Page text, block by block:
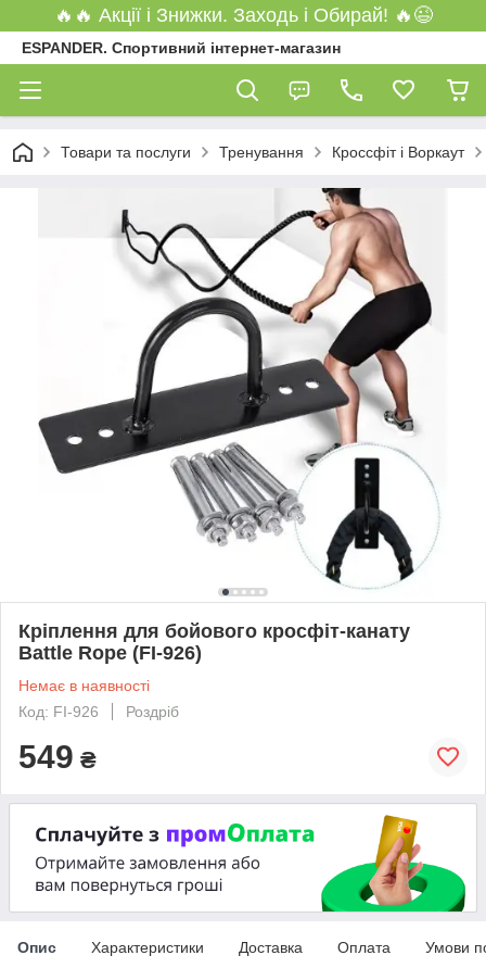
🔥🔥 Акції і Знижки. Заходь і Обирай! 🔥😉
ESPANDER. Спортивний інтернет-магазин
Товари та послуги Тренування Кроссфіт і Воркаут
Кріплення для бойового кросфіт-канату
Battle Rope (FI-926)
Немає в наявності
Код: FI-926
Роздріб
549 ₴
Опис Характеристики Доставка Оплата Умови